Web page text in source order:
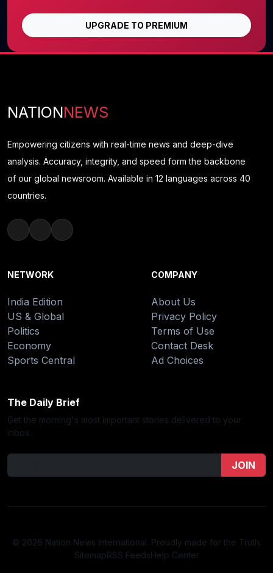
UPGRADE TO PREMIUM
NATIONNEWS
Empowering citizens with real-time news and deep-dive
analysis. Accuracy, integrity, and speed form the backbone
of our global newsroom. Available in 12 languages across 40
countries.
NETWORK
India Edition
US & Global
Politics
Economy
Sports Central
COMPANY
About Us
Privacy Policy
Terms of Use
Contact Desk
Ad Choices
The Daily Brief
Get the morning's most important stories delivered to your
inbox.
JOIN
© 2026 Nation News International. Proudly made for the Truth.
SitemapRSS FeedsHelp Center